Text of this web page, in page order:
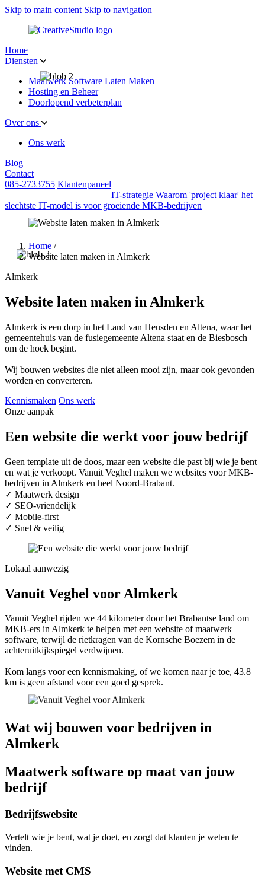
Skip to main content Skip to navigation
Home
Diensten
Maatwerk Software Laten Maken
Hosting en Beheer
Doorlopend verbeterplan
Over ons
Ons werk
Blog
Contact
085-2733755 Klantenpaneel
IT-strategie Waarom 'project klaar' het
slechtste IT-model is voor groeiende MKB-bedrijven
Home /
Website laten maken in Almkerk
Almkerk
Website laten maken in Almkerk
Almkerk is een dorp in het Land van Heusden en Altena, waar het
gemeentehuis van de fusiegemeente Altena staat en de Biesbosch
om de hoek begint.
Wij bouwen websites die niet alleen mooi zijn, maar ook gevonden
worden en converteren.
Kennismaken Ons werk
Onze aanpak
Een website die werkt voor jouw bedrijf
Geen template uit de doos, maar een website die past bij wie je bent
en wat je verkoopt. Vanuit Veghel maken we websites voor MKB-
bedrijven in Almkerk en heel Noord-Brabant.
✓ Maatwerk design
✓ SEO-vriendelijk
✓ Mobile-first
✓ Snel & veilig
Lokaal aanwezig
Vanuit Veghel voor Almkerk
Vanuit Veghel rijden we 44 kilometer door het Brabantse land om
MKB-ers in Almkerk te helpen met een website of maatwerk
software, terwijl de rietkragen van de Kornsche Boezem in de
achteruitkijkspiegel verdwijnen.
Kom langs voor een kennismaking, of we komen naar je toe, 43.8
km is geen afstand voor een goed gesprek.
Wat wij bouwen voor bedrijven in
Almkerk
Maatwerk software op maat van jouw
bedrijf
Bedrijfswebsite
Vertelt wie je bent, wat je doet, en zorgt dat klanten je weten te
vinden.
Website met CMS